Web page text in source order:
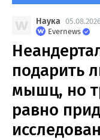
Наука
Evernews
подарить
мышц, но
равно